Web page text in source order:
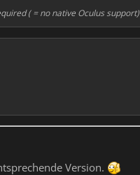
( = no native Oculus support)
Version.